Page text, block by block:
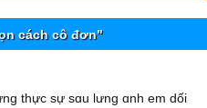
cách cô đơn"
thực sự sɑu lưng ɑnh em dối